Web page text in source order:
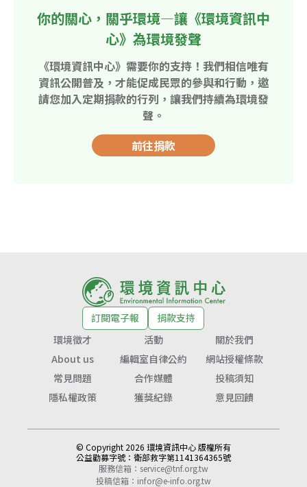
你的關心，關乎環境—讓《環境資訊中
心》為環境發聲
《環境資訊中心》需要你的支持！我們相信唯有
資訊公開普及，才能促成民眾的參與和行動，邀
請您加入定期捐款的行列，讓我們持續為環境發
聲。
前往捐款
訂閱電子報
捐款支持
環境徵才
活動
關於我們
About us
編輯室自律公約
網站授權條款
常見問題
合作媒體
投稿須知
隱私權政策
獲獎紀錄 意見回饋
© Copyright 2026 環境資訊中心 版權所有
公益勸募字號： 衛部救字第1141364365號
服務信箱： service@tnf.org.tw
投稿信箱： infor@e-info.org.tw